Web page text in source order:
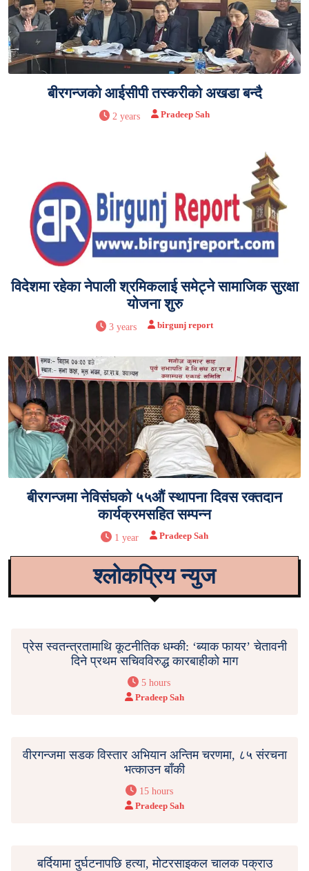
बीरगन्जको आईसीपी तस्करीको अखडा बन्दै
2 years Pradeep Sah
विदेशमा रहेका नेपाली श्रमिकलाई समेट्ने सामाजिक सुरक्षा
योजना शुरु
3 years birgunj report
बीरगन्जमा नेविसंघको ५५औं स्थापना दिवस रक्तदान
कार्यक्रमसहित सम्पन्न
1 year Pradeep Sah
श्लोकप्रिय न्युज
प्रेस स्वतन्त्रतामाथि कूटनीतिक धम्की: ‘ब्याक फायर’ चेतावनी
दिने प्रथम सचिवविरुद्ध कारबाहीको माग
5 hours
Pradeep Sah
वीरगन्जमा सडक विस्तार अभियान अन्तिम चरणमा, ८५ संरचना
भत्काउन बाँकी
15 hours
Pradeep Sah
बर्दियामा दुर्घटनापछि हत्या, मोटरसाइकल चालक पक्राउ